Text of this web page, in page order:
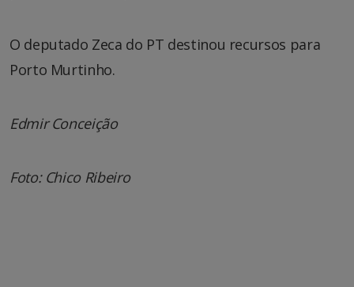
O deputado Zeca do PT destinou recursos para
Porto Murtinho.
Edmir Conceição
Foto: Chico Ribeiro